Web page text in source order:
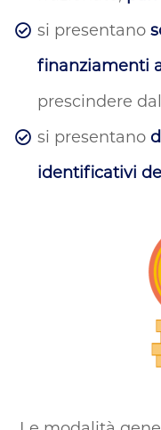
si presentano
finanziamenti
prescindere
si presentano
identificativi